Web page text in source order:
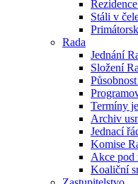
Stáli v
Rada
Jednání
Složení
Termíny
Archiv
Jednací
Komise
Akce pod
Koaliční